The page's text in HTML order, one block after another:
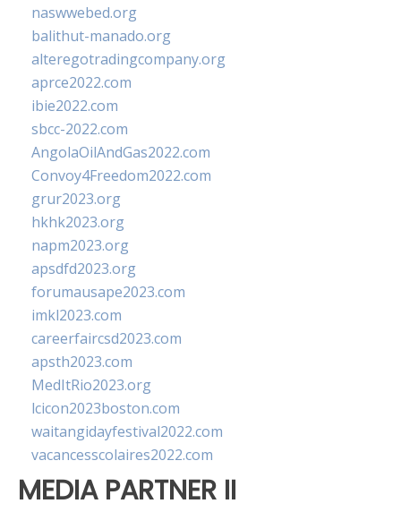
naswwebed.org
balithut-manado.org
alteregotradingcompany.org
aprce2022.com
ibie2022.com
sbcc-2022.com
AngolaOilAndGas2022.com
Convoy4Freedom2022.com
grur2023.org
hkhk2023.org
napm2023.org
apsdfd2023.org
forumausape2023.com
imkl2023.com
careerfaircsd2023.com
apsth2023.com
MedItRio2023.org
lcicon2023boston.com
waitangidayfestival2022.com
vacancesscolaires2022.com
MEDIA PARTNER II